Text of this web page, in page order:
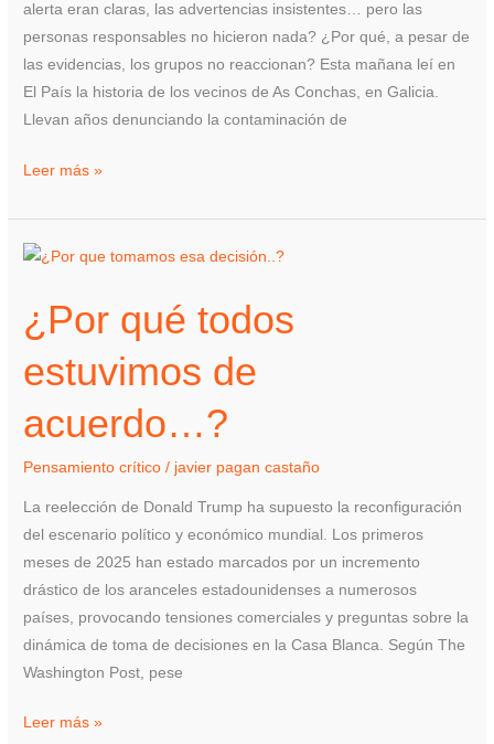
alerta eran claras, las advertencias insistentes… pero las
personas responsables no hicieron nada? ¿Por qué, a pesar de
las evidencias, los grupos no reaccionan? Esta mañana leí en
El País la historia de los vecinos de As Conchas, en Galicia.
Llevan años denunciando la contaminación de
Leer más »
¿Por qué todos
estuvimos de
acuerdo…?
Pensamiento crítico / javier pagan castaño
La reelección de Donald Trump ha supuesto la reconfiguración
del escenario político y económico mundial. Los primeros
meses de 2025 han estado marcados por un incremento
drástico de los aranceles estadounidenses a numerosos
países, provocando tensiones comerciales y preguntas sobre la
dinámica de toma de decisiones en la Casa Blanca. Según The
Washington Post, pese
¿Por
todos
estuvimos
de
Leer más »